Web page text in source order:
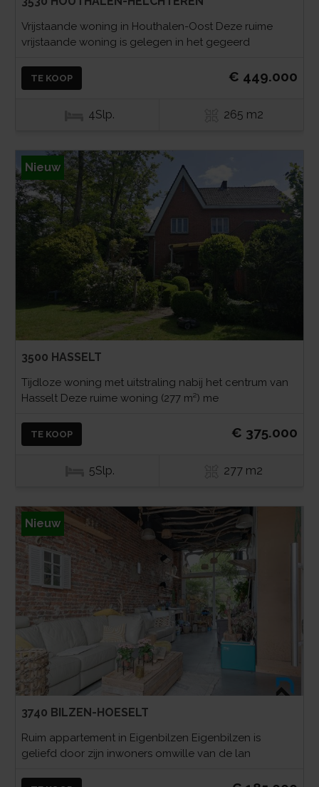
Vrijstaande woning in Houthalen-Oost Deze ruime
vrijstaande woning is gelegen in het gegeerd
TE KOOP € 449.000
4Slp. 265 m2
Nieuw
3500 HASSELT
Tijdloze woning met uitstraling nabij het centrum van
Hasselt Deze ruime woning (277 m²) me
TE KOOP € 375.000
5Slp. 277 m2
Nieuw
3740 BILZEN-HOESELT
Ruim appartement in Eigenbilzen Eigenbilzen is
geliefd door zijn inwoners omwille van de lan